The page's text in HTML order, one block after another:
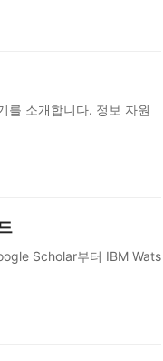
를 소개합니다. 정보 자원
Scholar부터 IBM Wats